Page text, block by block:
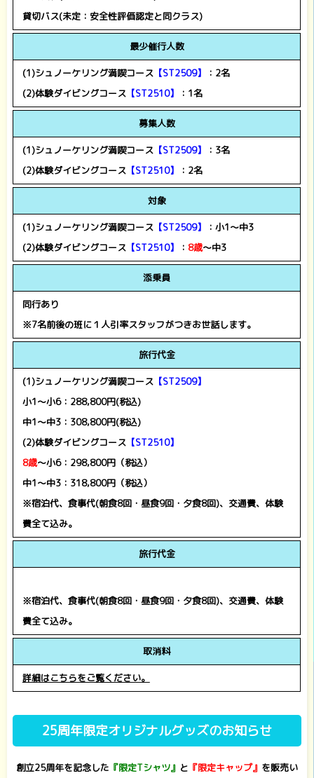
貸切バス(未定：安全性評価認定と同クラス)
最少催行人数
(1)シュノーケリング満喫コース【ST2509】
：2名
(2)体験ダイビングコース【ST2510】 ：1名
募集人数
(1)シュノーケリング満喫コース【ST2509】
：3名
(2)体験ダイビングコース【ST2510】 ：2名
対象
(1)シュノーケリング満喫コース【ST2509】
：小1～中3
(2)体験ダイビングコース【ST2510】 ： 8歳～中3
添乗員
同行あり
※7名前後の班に１人引率スタッフがつきお世話します。
旅行代金
(1)シュノーケリング満喫コース【ST2509】
小1～小6：288,800円(税込)
中1～中3：308,800円(税込)
(2)体験ダイビングコース【ST2510】
8歳～小6：298,800円（税込）
中1～中3：318,800円（税込）
※宿泊代、食事代(朝食8回・昼食9回・夕食8回)、交通費、体験
費全て込み。
旅行代金
※宿泊代、食事代(朝食8回・昼食9回・夕食8回)、交通費、体験
費全て込み。
取消料
詳細はこちらをご覧ください。
25周年限定オリジナルグッズのお知らせ
創立25周年を記念した 『限定Tシャツ』 と 『限定キャップ』 を販売い